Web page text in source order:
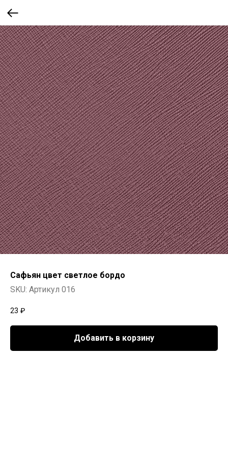
Сафьян цвет светлое бордо
SKU: Артикул 016
23 ₽
Добавить в корзину